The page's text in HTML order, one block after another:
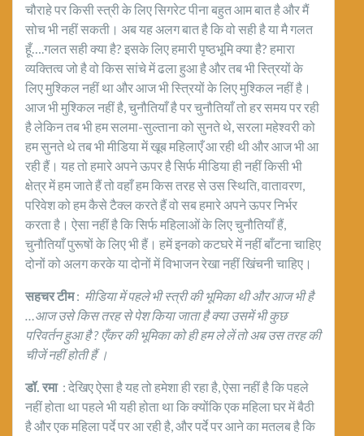
चौराहे पर किसी स्त्री के लिए सिगरेट पीना बहुत आम बात है और मैं
सोच भी नहीं सकती। अब यह अलग बात है कि वो सही है या मै गलत
हूँ….गलत सही क्या है? इसके लिए हमारी पृष्ठभूमि क्या है? हमारा
व्यक्तित्व जो है वो किस सांचे में ढला हुआ है और तब भी स्त्रियों के
लिए मुश्किल नहीं था और आज भी स्त्रियों के लिए मुश्किल नहीं है।
आज भी मुश्किल नहीं है, चुनौतियाँ है पर चुनौतियाँ तो हर समय पर रही
है लेकिन तब भी हम सलमा-सुल्ताना को सुनते थे, सरला महेश्वरी को
हम सुनते थे तब भी मीडिया में खूब महिलाएँ आ रही थी और आज भी आ
रही हैं। यह तो हमारे अपने ऊपर है सिर्फ मीडिया ही नहीं किसी भी
क्षेत्र में हम जाते हैं तो वहाँ हम किस तरह से उस स्थिति, वातावरण,
परिवेश को हम कैसे टैक्ल करते हैं वो सब हमारे अपने ऊपर निर्भर
करता है। ऐसा नहीं है कि सिर्फ महिलाओं के लिए चुनौतियाँ हैं,
चुनौतियाँ पुरूषों के लिए भी हैं। हमें इनको कटघरे में नहीं बाँटना चाहिए
दोनों को अलग करके या दोनों में विभाजन रेखा नहीं खिंचनी चाहिए।
सहचर टीम: मीडिया में पहले भी स्त्री की भूमिका थी और आज भी है
…आज उसे किस तरह से पेश किया जाता है क्या उसमें भी कुछ
परिवर्तन हुआ है? एँकर की भूमिका को ही हम ले लें तो अब उस तरह की
चीजें नहीं होती हैं ।
डॉ. रमा: देखिए ऐसा है यह तो हमेशा ही रहा है, ऐसा नहीं है कि पहले
नहीं होता था पहले भी यही होता था कि क्योंकि एक महिला घर में बैठी
है और एक महिला पर्दे पर आ रही है, और पर्दे पर आने का मतलब है कि